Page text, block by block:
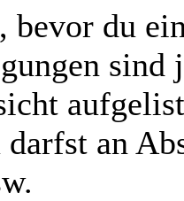
du
sind
darfst an